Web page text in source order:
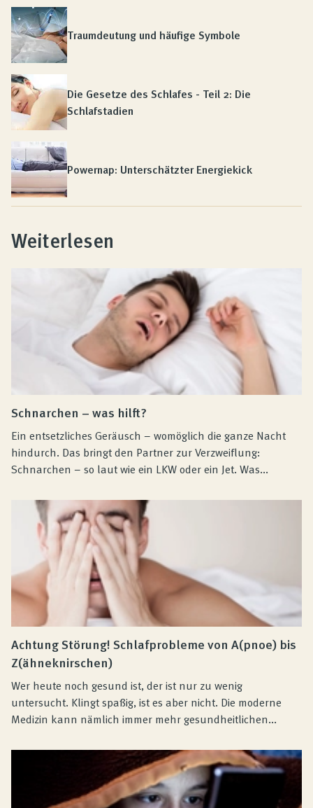
Traumdeutung und häufige Symbole
Die Gesetze des Schlafes - Teil 2: Die
Schlafstadien
Powernap: Unterschätzter Energiekick
Weiterlesen
Schnarchen – was hilft?
Ein entsetzliches Geräusch – womöglich die ganze Nacht
hindurch. Das bringt den Partner zur Verzweiflung:
Schnarchen – so laut wie ein LKW oder ein Jet. Was...
Achtung Störung! Schlafprobleme von A(pnoe) bis
Z(ähneknirschen)
Wer heute noch gesund ist, der ist nur zu wenig
untersucht. Klingt spaßig, ist es aber nicht. Die moderne
Medizin kann nämlich immer mehr gesundheitlichen...